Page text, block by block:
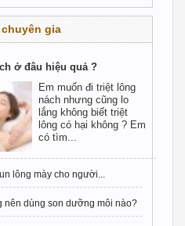
gia
ở đâu hiệu quả ?
Em muốn đi triệt lông
nách nhưng cũng lo
lắng không biết triệt
lông có hại không ? Em
có tìm...
lông mày cho người...
nên dùng son dưỡng môi nào?